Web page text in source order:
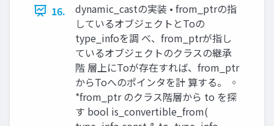
16.
dynamic_castの実装 • from_ptrの指
しているオブジェクトとToの
type_infoを調 べ、from_ptrが指し
ているオブジェクトのクラスの継承
階 層上にToが存在すれば、from_ptr
からToへのポインタを計 算する。 ◦
*from_ptr のクラス階層から to を探
す bool is_convertible_from(